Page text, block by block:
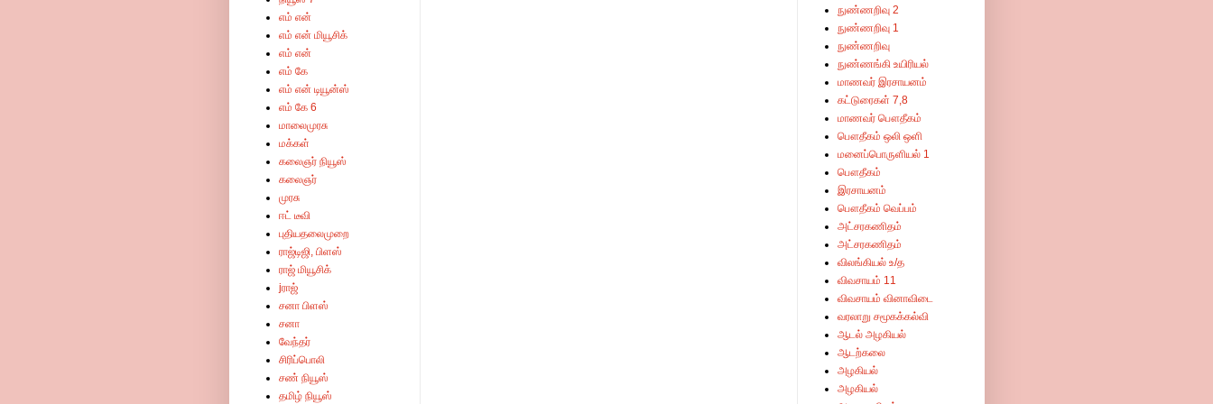
எம் என்
எம் என் மியூசிக்
எம் என்
எம் கே
எம் என் டியூன்ஸ்
எம் கே 6
மாலைமுரசு
மக்கள்
கலைஞர் நியூஸ்
கலைஞர்
முரசு
ஈட் டீவி
புதியதலைமுறை
ராஜ்டிஜி, பிளஸ்
ராஜ் மியூசிக்
jராஜ்
சனா பிளஸ்
சனா
வேந்தர்
சிரிப்பொலி
சண் நியூஸ்
தமிழ் நியூஸ்
நுண்ணறிவு 2
நுண்ணறிவு 1
நுண்ணறிவு
நுண்ணங்கி உயிரியல்
மாணவர் இரசாயனம்
கட்டுரைகள் 7,8
மாணவர் பௌதீகம்
பௌதீகம் ஒலி ஒளி
மனைப்பொருளியல் 1
பௌதீகம்
இரசாயனம்
பௌதீகம் வெப்பம்
அட்சரகணிதம்
அட்சரகணிதம்
விலங்கியல் உ/த
விவசாயம் 11
விவசாயம் வினாவிடை
வரலாறு சமூகக்கல்வி
ஆடல் அழகியல்
ஆடற்கலை
அழகியல்
அழகியல்